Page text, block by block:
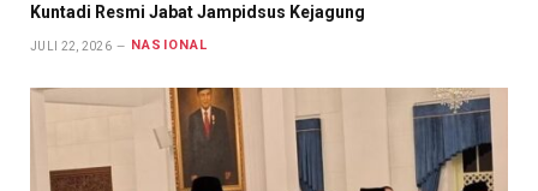
Kuntadi Resmi Jabat Jampidsus Kejagung
JULI 22, 2026 NASIONAL